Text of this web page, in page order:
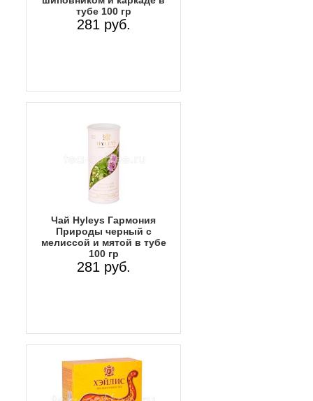
тубе 100 гр
281 руб.
Чай Hyleys Гармония
Природы черный с
мелиссой и мятой в тубе
100 гр
281 руб.